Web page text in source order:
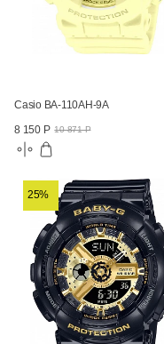
Casio BA-110AH-9A
8 150 Р 10 871 Р
25%